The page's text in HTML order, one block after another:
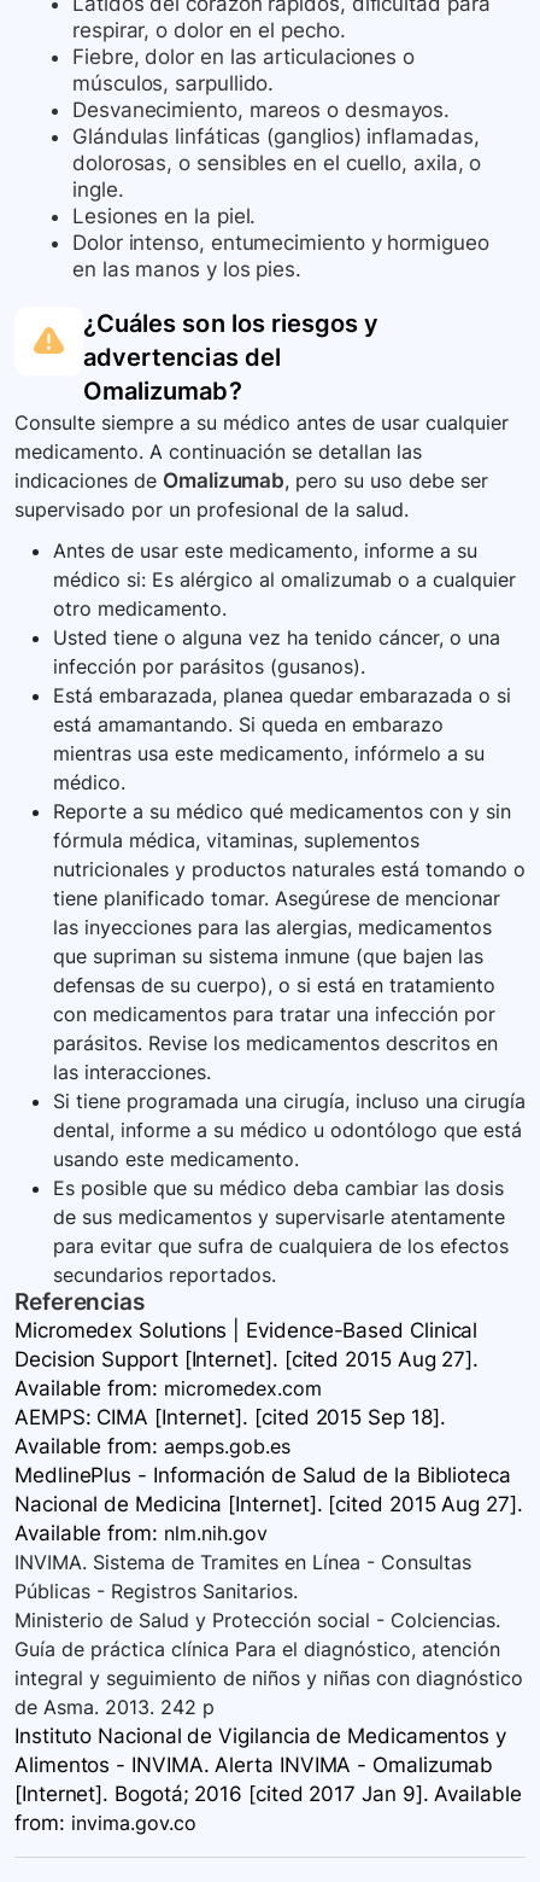
respirar, o dolor en el pecho.
Fiebre, dolor en las articulaciones o
músculos, sarpullido.
Desvanecimiento, mareos o desmayos.
Glándulas linfáticas (ganglios) inflamadas,
dolorosas, o sensibles en el cuello, axila, o
ingle.
Lesiones en la piel.
Dolor intenso, entumecimiento y hormigueo
en las manos y los pies.
¿Cuáles son los riesgos y
advertencias del
Omalizumab?
Consulte siempre a su médico antes de usar cualquier
medicamento. A continuación se detallan las
indicaciones de Omalizumab, pero su uso debe ser
supervisado por un profesional de la salud.
Antes de usar este medicamento, informe a su
médico si: Es alérgico al omalizumab o a cualquier
otro medicamento.
Usted tiene o alguna vez ha tenido cáncer, o una
infección por parásitos (gusanos).
Está embarazada, planea quedar embarazada o si
está amamantando. Si queda en embarazo
mientras usa este medicamento, infórmelo a su
médico.
Reporte a su médico qué medicamentos con y sin
fórmula médica, vitaminas, suplementos
nutricionales y productos naturales está tomando o
tiene planificado tomar. Asegúrese de mencionar
las inyecciones para las alergias, medicamentos
que supriman su sistema inmune (que bajen las
defensas de su cuerpo), o si está en tratamiento
con medicamentos para tratar una infección por
parásitos. Revise los medicamentos descritos en
las interacciones.
Si tiene programada una cirugía, incluso una cirugía
dental, informe a su médico u odontólogo que está
usando este medicamento.
Es posible que su médico deba cambiar las dosis
de sus medicamentos y supervisarle atentamente
para evitar que sufra de cualquiera de los efectos
secundarios reportados.
Referencias
Micromedex Solutions | Evidence-Based Clinical
Decision Support [Internet]. [cited 2015 Aug 27].
Available from: micromedex.com
AEMPS: CIMA [Internet]. [cited 2015 Sep 18].
Available from: aemps.gob.es
MedlinePlus - Información de Salud de la Biblioteca
Nacional de Medicina [Internet]. [cited 2015 Aug 27].
Available from: nlm.nih.gov
INVIMA. Sistema de Tramites en Línea - Consultas
Públicas - Registros Sanitarios.
Ministerio de Salud y Protección social - Colciencias.
Guía de práctica clínica Para el diagnóstico, atención
integral y seguimiento de niños y niñas con diagnóstico
de Asma. 2013. 242 p
Instituto Nacional de Vigilancia de Medicamentos y
Alimentos - INVIMA. Alerta INVIMA - Omalizumab
[Internet]. Bogotá; 2016 [cited 2017 Jan 9]. Available
from: invima.gov.co